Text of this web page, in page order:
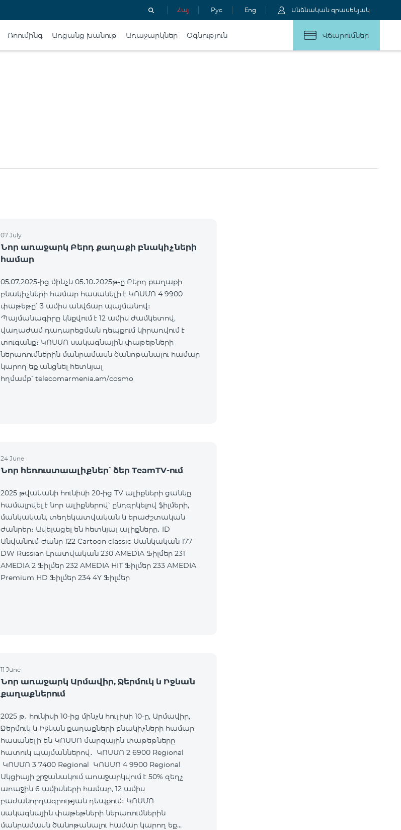
Հայ Рус Eng Անձնական գրասենյակ
Ռոումինգ Առցանց խանութ Առաջարկներ Օգնություն Վճարումներ
07 July
Նոր առաջարկ Բերդ քաղաքի բնակիչների
համար
05.07.2025-ից մինչև 05․10․2025թ-ը Բերդ քաղաքի
բնակիչների համար հասանելի է ԿՈՍՄՈ 4 9900
փաթեթը՝ 3 ամիս անվճար պայմանով։
Պայմանագիրը կնքվում է 12 ամիս ժամկետով,
վաղաժամ դադարեցման դեպքում կիրառվում է
տուգանք։ ԿՈՍՄՈ սակագնային փաթեթների
ներառումներին մանրամասն ծանոթանալու համար
կարող եք անցնել հետևյալ
հղմամբ՝ telecomarmenia.am/cosmo
24 June
Նոր հեռուստաալիքներ՝ ձեր TeamTV-ում
2025 թվականի հունիսի 20-ից TV ալիքների ցանկը
համալրվել է նոր ալիքներով՝ ընդգրկելով ֆիլմերի,
մանկական, տեղեկատվական և երաժշտական
ժանրեր։ Ավելացել են հետևյալ ալիքները․ ID
Անվանում Ժանր 122 Cartoon classic Մանկական 177
DW Russian Լրատվական 230 AMEDIA Ֆիլմեր 231
AMEDIA 2 Ֆիլմեր 232 AMEDIA HIT Ֆիլմեր 233 AMEDIA
Premium HD Ֆիլմեր 234 4Y Ֆիլմեր
11 June
Նոր առաջարկ Արմավիր, Ջերմուկ և Իջևան
քաղաքներում
2025 թ․ հունիսի 10-ից մինչև հուլիսի 10-ը, Արմավիր,
Ջերմուկ և Իջևան քաղաքների բնակիչների համար
հասանելի են ԿՈՍՄՈ մարզային փաթեթները
հատուկ պայմաններով․ ԿՈՍՄՈ 2 6900 Regional
ԿՈՍՄՈ 3 7400 Regional ԿՈՍՄՈ 4 9900 Regional
Ակցիայի շրջանակում առաջարկվում է 50% զեղչ
առաջին 6 ամիսների համար, 12 ամիս
բաժանորդագրության դեպքում։ ԿՈՍՄՈ
սակագնային փաթեթների ներառումներին
մանրամասն ծանոթանալու համար կարող եք